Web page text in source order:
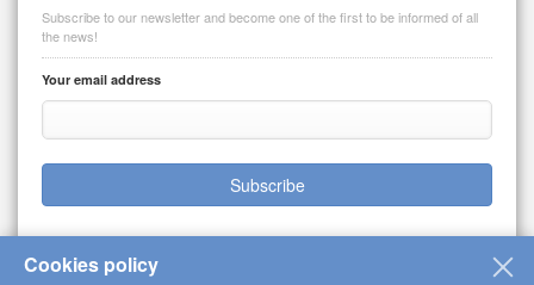
Subscribe to our newsletter and become one of the first to be informed of all
the news!
Your email address
Subscribe
Cookies policy